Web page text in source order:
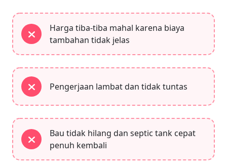
Harga tiba-tiba mahal karena biaya
tambahan tidak jelas
Pengerjaan lambat dan tidak tuntas
Bau tidak hilang dan septic tank cepat
penuh kembali